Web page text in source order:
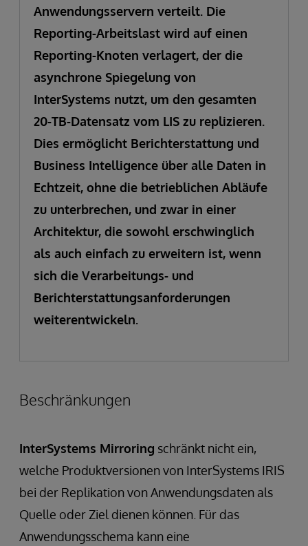
Anwendungsservern verteilt. Die
Reporting-Arbeitslast wird auf einen
Reporting-Knoten verlagert, der die
asynchrone Spiegelung von
InterSystems nutzt, um den gesamten
20-TB-Datensatz vom LIS zu replizieren.
Dies ermöglicht Berichterstattung und
Business Intelligence über alle Daten in
Echtzeit, ohne die betrieblichen Abläufe
zu unterbrechen, und zwar in einer
Architektur, die sowohl erschwinglich
als auch einfach zu erweitern ist, wenn
sich die Verarbeitungs- und
Berichterstattungsanforderungen
weiterentwickeln.
Beschränkungen
InterSystems Mirroring schränkt nicht ein,
welche Produktversionen von InterSystems IRIS
bei der Replikation von Anwendungsdaten als
Quelle oder Ziel dienen können. Für das
Anwendungsschema kann eine